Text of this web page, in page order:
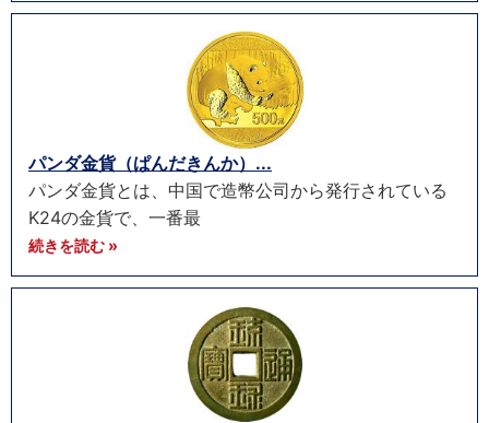
パンダ金貨（ぱんだきんか）...
パンダ金貨とは、中国で造幣公司から発行されている
K24の金貨で、一番最
続きを読む »